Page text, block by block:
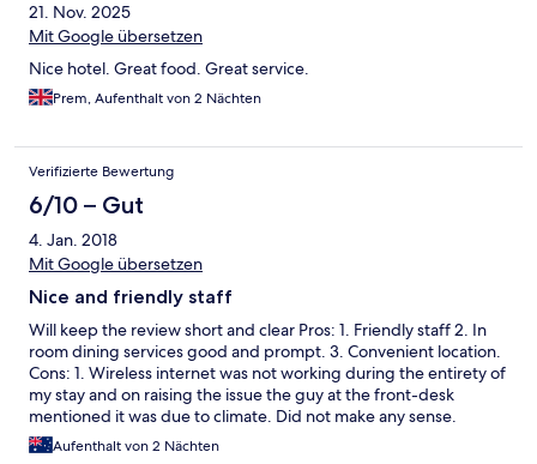
21. Nov. 2025
Mit Google übersetzen
Nice hotel. Great food. Great service.
Prem, Aufenthalt von 2 Nächten
Verifizierte Bewertung
6/10 – Gut
4. Jan. 2018
Mit Google übersetzen
Nice and friendly staff
Will keep the review short and clear Pros: 1. Friendly staff 2. In
room dining services good and prompt. 3. Convenient location.
Cons: 1. Wireless internet was not working during the entirety of
my stay and on raising the issue the guy at the front-desk
mentioned it was due to climate. Did not make any sense.
Aufenthalt von 2 Nächten